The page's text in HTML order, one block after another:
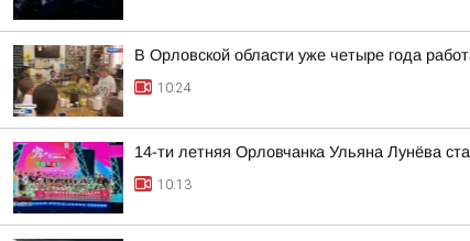
В Орловской области уже четыре года
10:24
14-ти летняя Орловчанка Ульяна Лунёва
10:13